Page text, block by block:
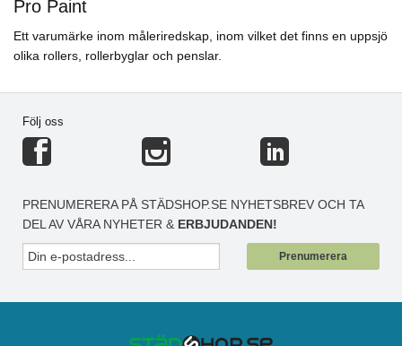
Pro Paint
Ett varumärke inom måleriredskap, inom vilket det finns en uppsjö
olika rollers, rollerbyglar och penslar.
Följ oss
PRENUMERERA PÅ STÄDSHOP.SE NYHETSBREV OCH TA
DEL AV VÅRA NYHETER & ERBJUDANDEN!
Prenumerera